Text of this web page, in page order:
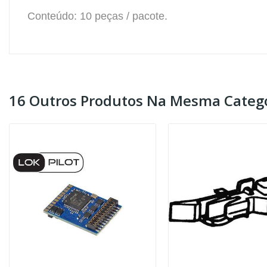
Conteúdo: 10 peças / pacote.
16 Outros Produtos Na Mesma